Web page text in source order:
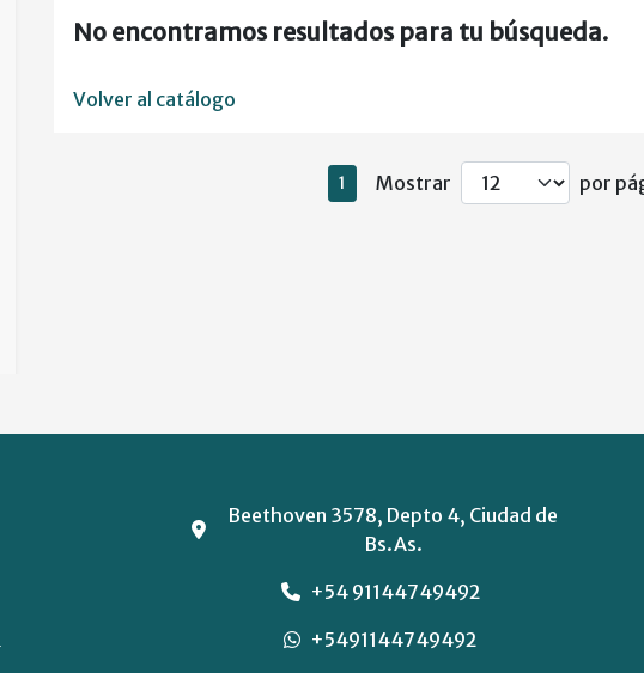
No encontramos resultados para tu búsqueda.
Volver al catálogo
1 Mostrar por
Beethoven 3578, Depto 4, Ciudad de
Bs.As.
+54 91144749492
+5491144749492